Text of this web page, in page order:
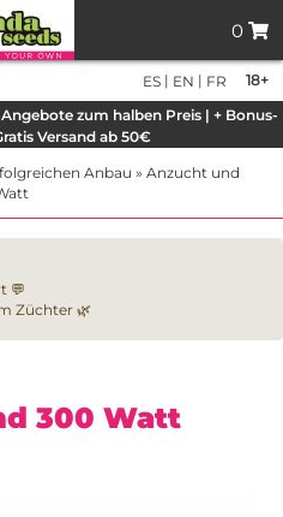
0
18+
ES | EN | FR
zum halben Preis | + Bonus-
Versand ab 50€
Anbau » Anzucht und
💬
Züchter 🌿
300 Watt